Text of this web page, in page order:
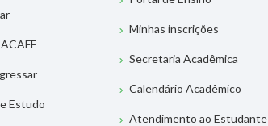
Estudo
Minhas inscrições
Secretaria Acadêmica
Calendário Acadêmico
Atendimento ao Estudante